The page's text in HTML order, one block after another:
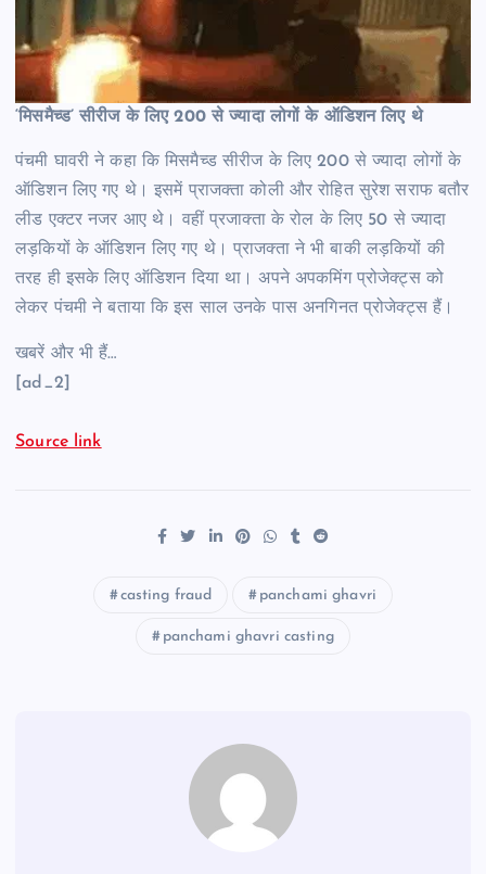
‘मिसमैच्ड’ सीरीज के लिए 200 से ज्यादा लोगों के ऑडिशन लिए थे
पंचमी घावरी ने कहा कि मिसमैच्ड सीरीज के लिए 200 से ज्यादा लोगों के
ऑडिशन लिए गए थे। इसमें प्राजक्ता कोली और रोहित सुरेश सराफ बतौर
लीड एक्टर नजर आए थे। वहीं प्रजाक्ता के रोल के लिए 50 से ज्यादा
लड़कियों के ऑडिशन लिए गए थे। प्राजक्ता ने भी बाकी लड़कियों की
तरह ही इसके लिए ऑडिशन दिया था। अपने अपकमिंग प्रोजेक्ट्स को
लेकर पंचमी ने बताया कि इस साल उनके पास अनगिनत प्रोजेक्ट्स हैं।
खबरें और भी हैं…
[ad_2]
Source link
casting fraud panchami ghavri
panchami ghavri casting